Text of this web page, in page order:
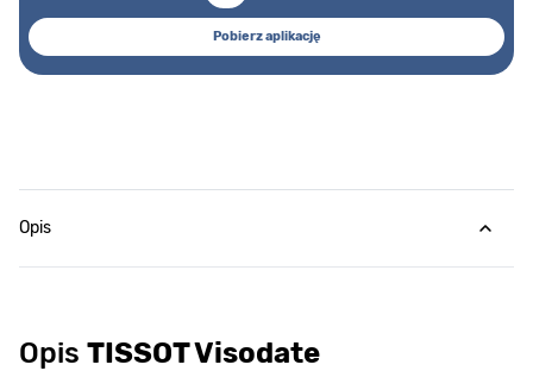
Pobierz aplikację
Opis
Opis TISSOT Visodate